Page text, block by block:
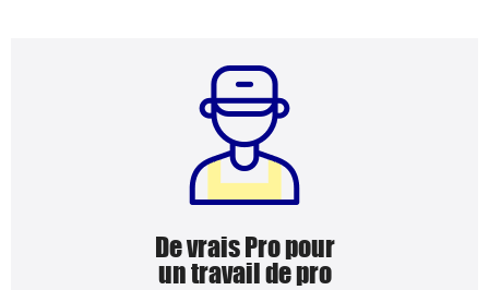
De vrais Pro pour
un travail de pro